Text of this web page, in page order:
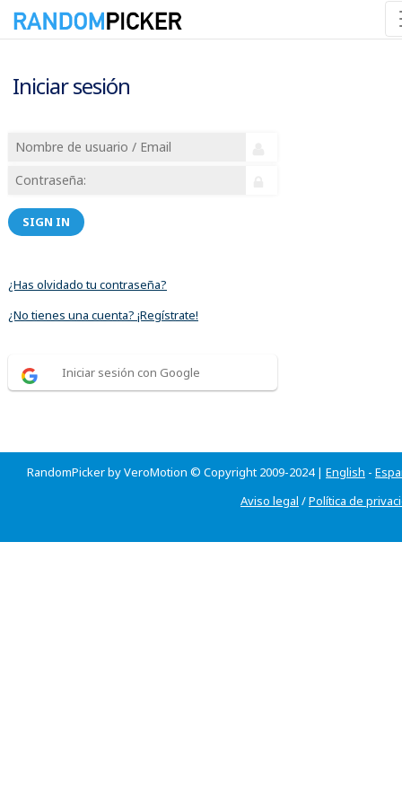
Iniciar sesión
SIGN IN
¿Has olvidado tu contraseña?
¿No tienes una cuenta? ¡Regístrate!
Iniciar sesión con Google
RandomPicker by VeroMotion © Copyright 2009-2024 | English -
Aviso legal /Política de